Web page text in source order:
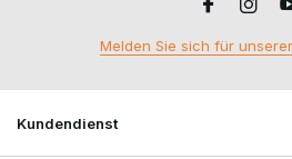
Melden Sie sich für
Kundendienst